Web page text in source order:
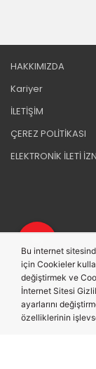
HAKKIMIZDA
Kariyer
İLETİŞİM
ÇEREZ POLİTİKASI
ELEKTRONİK İLETİ
Bu site,
Bu internet
için Cookieler
değiştirmek ve
İnternet Sitesi
ayarlarını
özelliklerinin